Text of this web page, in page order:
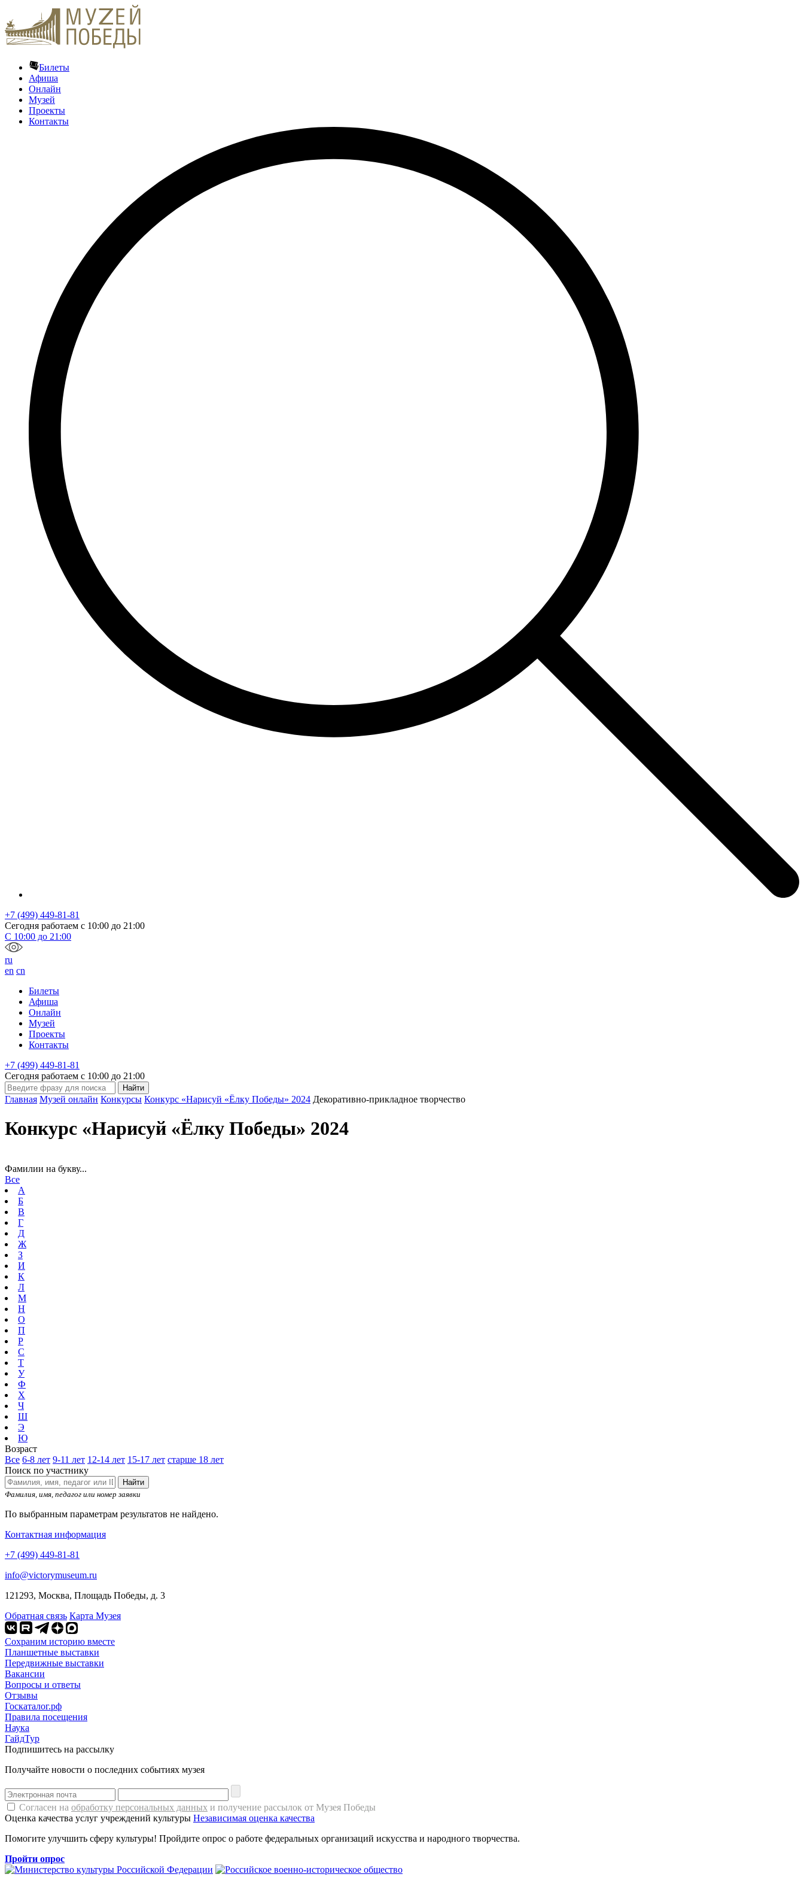
Билеты
Афиша
Онлайн
Музей
Проекты
Контакты
+7 (499) 449-81-81
Сегодня работаем с 10:00 до 21:00
С 10:00 до 21:00
ru
en cn
Билеты
Афиша
Онлайн
Музей
Проекты
Контакты
+7 (499) 449-81-81
Сегодня работаем с 10:00 до 21:00
Главная Музей онлайн Конкурсы Конкурс «Нарисуй «Ёлку Победы» 2024 Декоративно-прикладное творчество
Конкурс «Нарисуй «Ёлку Победы» 2024
Фамилии на букву...
Все
А
Б
В
Г
Д
Ж
З
И
К
Л
М
Н
О
П
Р
С
Т
У
Ф
Х
Ч
Ш
Э
Ю
Возраст
Все 6-8 лет 9-11 лет 12-14 лет 15-17 лет старше 18 лет
Поиск по участнику
Найти
Фамилия, имя, педагог или номер заявки
По выбранным параметрам результатов не найдено.
Контактная информация
+7 (499) 449-81-81
info@victorymuseum.ru
121293, Москва, Площадь Победы, д. 3
Обратная связь Карта Музея
Сохраним историю вместе
Планшетные выставки
Передвижные выставки
Вакансии
Вопросы и ответы
Отзывы
Госкаталог.рф
Правила посещения
Наука
ГайдТур
Подпишитесь на рассылку
Получайте новости о последних событиях музея
Согласен на обработку персональных данных и получение рассылок от Музея Победы
Оценка качества услуг учреждений культуры Независимая оценка качества
Помогите улучшить сферу культуры! Пройдите опрос о работе федеральных организаций искусства и народного творчества.
Пройти опрос